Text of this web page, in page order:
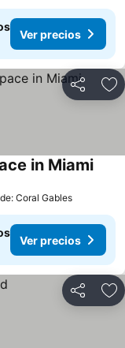
Ver precios
Compartir
in Miami
Coral Gables
Ver precios
Compartir